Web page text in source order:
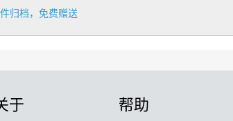
归档，免费赠送
于 帮助